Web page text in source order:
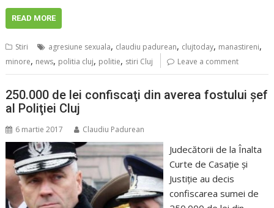
READ MORE
Stiri agresiune sexuala, claudiu padurean, clujtoday, manastireni,
minore, news, politia cluj, politie, stiri Cluj Leave a comment
250.000 de lei confiscaţi din averea fostului şef
al Poliţiei Cluj
6 martie 2017 Claudiu Padurean
Judecătorii de la Înalta
Curte de Casaţie şi
Justiţie au decis
confiscarea sumei de